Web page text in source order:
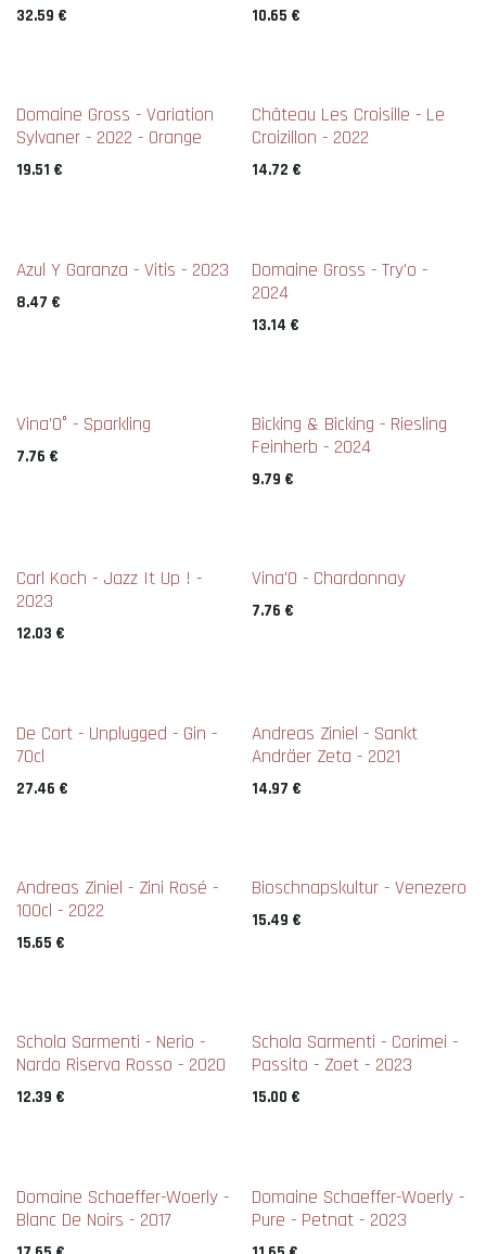
32.59 € 10.65 €
Domaine Gross - Variation
Sylvaner - 2022 - Orange
19.51 €
New !
Château Les Croisille - Le
Croizillon - 2022
14.72 €
Azul Y Garanza - Vitis - 2023
8.47 €
Domaine Gross - Try'o -
2024
13.14 €
Vina'0° - Sparkling
7.76 €
Bicking & Bicking - Riesling
Feinherb - 2024
9.79 €
Carl Koch - Jazz It Up ! -
2023
12.03 €
Vina'0 - Chardonnay
7.76 €
De Cort - Unplugged - Gin -
70cl
27.46 €
Andreas Ziniel - Sankt
Andräer Zeta - 2021
14.97 €
Andreas Ziniel - Zini Rosé -
100cl - 2022
15.65 €
Bioschnapskultur - Venezero
15.49 €
Schola Sarmenti - Nerio -
Nardo Riserva Rosso - 2020
12.39 €
Schola Sarmenti - Corimei -
Passito - Zoet - 2023
15.00 €
New !
Domaine Schaeffer-Woerly -
Blanc De Noirs - 2017
Domaine Schaeffer-Woerly -
Pure - Petnat - 2023